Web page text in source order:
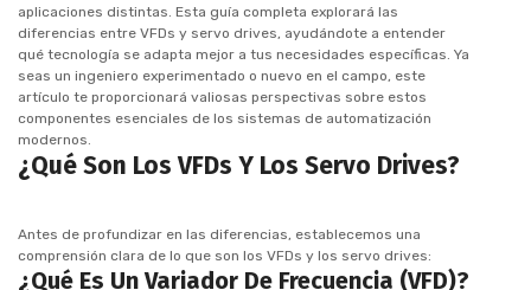
aplicaciones distintas. Esta guía completa explorará las
diferencias entre VFDs y servo drives, ayudándote a entender
qué tecnología se adapta mejor a tus necesidades específicas. Ya
seas un ingeniero experimentado o nuevo en el campo, este
artículo te proporcionará valiosas perspectivas sobre estos
componentes esenciales de los sistemas de automatización
modernos.
¿Qué Son Los VFDs Y Los Servo Drives?
Antes de profundizar en las diferencias, establecemos una
comprensión clara de lo que son los VFDs y los servo drives:
¿Qué Es Un Variador De Frecuencia (VFD)?